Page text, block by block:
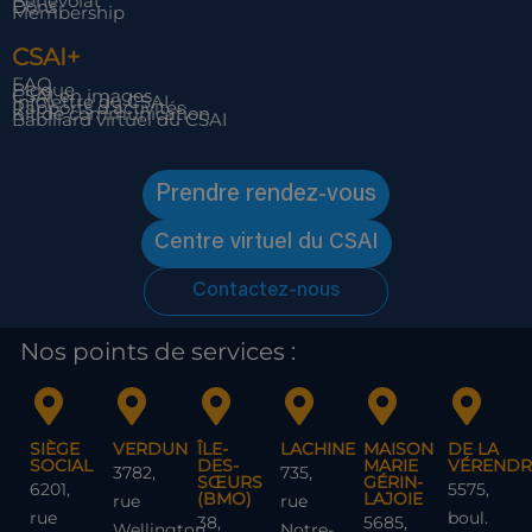
Dons
Membership
CSAI+
FAQ
Blogue
CSAI en images
Infolettre du CSAI
Rapports d’activités
Kit de communication
Babillard virtuel du CSAI
Prendre rendez-vous
Centre virtuel du CSAI
Contactez-nous
Nos points de services :
SIÈGE
SOCIAL
6201,
rue
VERDUN
3782,
rue
ÎLE-
DES-
SŒURS
(BMO)
38,
LACHINE
735,
rue
MAISON
MARIE
GÉRIN-
LAJOIE
5685,
DE LA
5575,
boul.